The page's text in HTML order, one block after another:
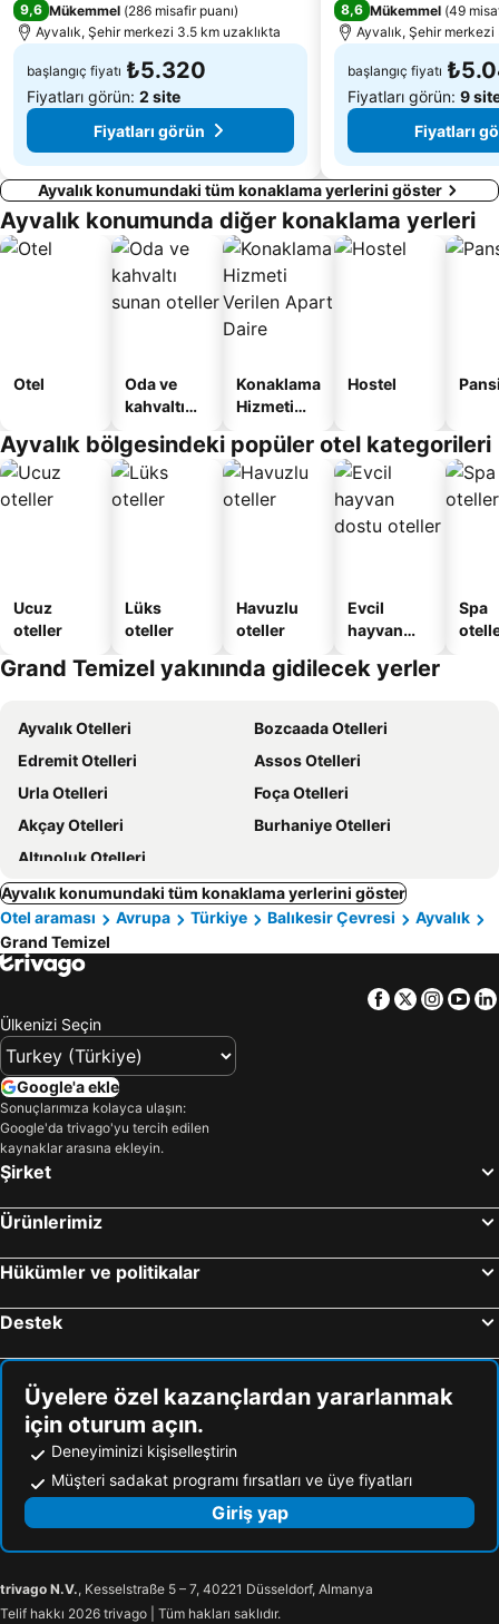
Valide Djami
Traditional Settlement of Panaghiouda
Traditional Settlement of Moria
9,6 Mükemmel (286 misafir puanı)
Ayvalık, Şehir merkezi 3.5 km uzaklıkta
başlangıç fiyatı ₺5.320
Fiyatları görün: 2 site
Fiyatları görün
8,6 Mükemmel (49
Ayvalık, Şehir
başlangıç fiyatı
Fiyatları görün: 9
Fiyatları
Ayvalık konumundaki tüm konaklama yerlerini göster
Ayvalık konumunda diğer konaklama yerleri
Otel
Oda ve
kahvaltı
oteller
Konaklama
Hizmeti
Apart
Daire
Hostel
Ayvalık bölgesindeki popüler otel kategorileri
Ucuz
oteller
Lüks
oteller
Havuzlu
oteller
Evcil
hayvan
oteller
Spa
Grand Temizel yakınında gidilecek yerler
Ayvalık Otelleri
Bozcaada Otelleri
Edremit Otelleri
Assos Otelleri
Urla Otelleri
Foça Otelleri
Akçay Otelleri
Burhaniye Otelleri
Altınoluk Otelleri
Ayvalık konumundaki tüm konaklama yerlerini göster
Otel araması
Avrupa Türkiye Balıkesir Çevresi
Ayvalık
Grand Temizel
Facebook
Twitter
Ülkenizi Seçin
Google'a ekle
Sonuçlarımıza kolayca ulaşın:
Google'da trivago'yu tercih edilen
kaynaklar arasına ekleyin.
Şirket
Ürünlerimiz
Hükümler ve politikalar
Destek
Üyelere özel kazançlardan yararlanmak
için oturum açın.
Deneyiminizi kişiselleştirin
Müşteri sadakat programı fırsatları ve üye fiyatları
Giriş yap
trivago N.V., Kesselstraße 5 – 7, 40221 Düsseldorf, Almanya
Telif hakkı 2026 trivago | Tüm hakları saklıdır.